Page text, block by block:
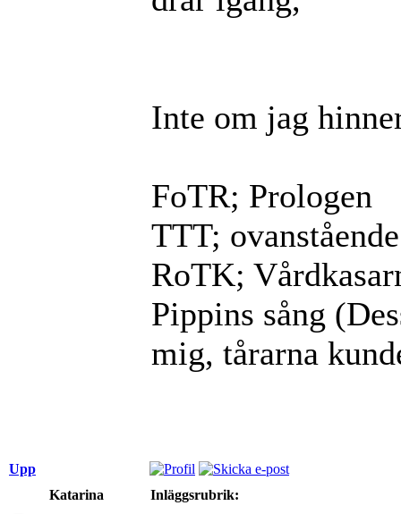
Inte om jag
FoTR; Prologen
TTT;
RoTK;
Pippins sång
mig, tårarna
Upp
Katarina
Inläggsrubrik: